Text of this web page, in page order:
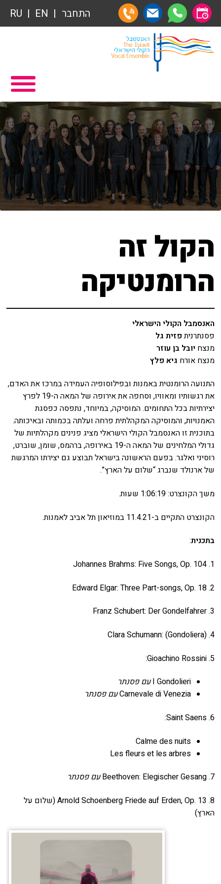
תרומות
הצטרפות לאגודת הידידים
שידור ישיר
VOD
צור קשר
אודות
הקסם מאחורי הקולות
האולם המקוון
החשבון שלי
הזמנה
תקנון האתר
התחבר EN
RU
ראשי
תכניה ומשחקיה – איתמר פוגש ארנב
תרומות
הצטרפות לאגודת הידידים
אגודת הידידים
רכישת מנויים
VOD
צור קשר
מאחורי הקולות
הקסם מאחורי הקולות
האולם המקוון
לוח מופעים
החשבון שלי
הזמנה
הקול זה
הרומנטיקה
האנסמבל הקולי הישראלי
פסנתרניתפזית גל
מנצח יובל בן עוזר
מנצח אורח גיא פלץ
התנועה הרומנטית באמנות ובפילוסופיה העמידה במרכז את האדם,
את רגשותיו ומאוויו, וסחפה את אירופה של המאה ה-19 לפרץ
יצירתיות בכל התחומים. המוסיקה, במיוחד, נתפסה כפסגת
האמנויות, והמוסיקה המקהלתית פרחה ועלתה בכמותה ובאיכותה.
בתוכנית זו האנסמבל הקולי הישראלי מציג פנינים מקהלתיות של
גדולי המלחינים של המאה ה-19 באירופה, ברהמס, שומן, שוברט,
רוסיני ואלגר. בפעם הראשונה בישראל תבוצע גם יצירתו המרגשת
של ארנולד שנברג “שלום על הארץ”.
משך הקונצרט: 1:06:19 שעות.
הקונצרט התקיים ב-11.4.21 במוזיאון תל אביב לאמנות.
בתכנית:
1. Johannes Brahms: Five Songs, Op. 104
2. Edward Elgar: Three Part-songs, Op. 18
3. Franz Schubert: Der Gondelfahrer
4. Clara Schumann: (Gondoliera)
Gioachino Rossini .5:
I Gondolieri עם פסנתר
Carnevale di Veneziaעם פסנתר
6. Saint Saens:
Calme des nuits
Les fleurs et les arbres
7. Beethoven: Elegischer Gesang
עם פסנתר
8. Arnold Schoenberg Friede auf Erden, Op. 13 (שלום על
הארץ)